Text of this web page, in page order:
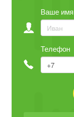
Ваше имя
Телефон